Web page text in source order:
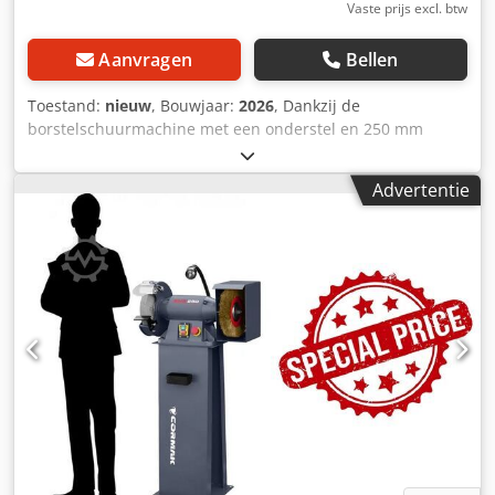
Vaste prijs excl. btw
Aanvragen Bellen
Toestand: nieuw, Bouwjaar: 2026, Dankzij de
borstelschuurmachine met een onderstel en 250 mm
staalborstels in de set is dit model ideaal voor zowel
professioneel gebruik als voor doe-het-zelvers. De stabiele
en stevige constructie zorgt voor een stille en trillingsvrije
werking. Beschrijving van de CORMAK BMS2080
dubbelborstelslijper Het rotorontwerp is gebaseerd op
lagers van 's werelds beste fabrikant NSK, wat zorgt voor
een stille en soepele werking en een lange levensduur van
het apparaat. Krachtige aandrijfmotor met hoog koppel
Hoofdschakelaar en paddestoelveiligheidsschakelaar
Cedpfx Aasvlkm Tj Uoha Verstelbare, stevige standaards
houden het werkstuk op zijn plaats Stevige, stabiele basis
met gereedschapskast Uitgerust met zuigmonden met een
diameter van Ø 10 mm. 50 mm, met de mogelijkheid om
een uitlaatsysteem aan te sluiten Technische parameters
van de BMS2080-slijpmachine MAAISCHIJF FORMAAT 250 x
Advertentie